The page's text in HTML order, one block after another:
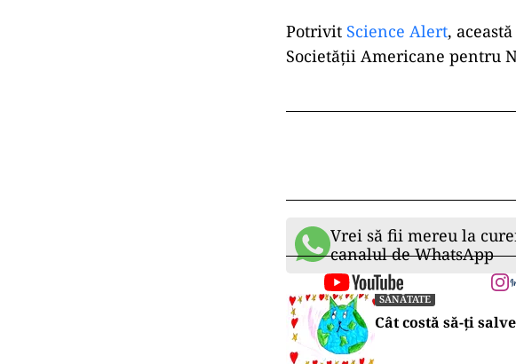
Potrivit Science Alert,
Societății Americane pentru
Vrei să fii mereu la
canalul de WhatsApp
SĂNĂTATE
Cât costă să-ți